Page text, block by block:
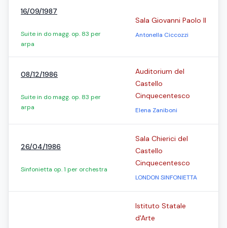
16/09/1987
Suite in do magg. op. 83 per
arpa
Sala Giovanni Paolo II
Antonella Ciccozzi
08/12/1986
Suite in do magg. op. 83 per
arpa
Auditorium del
Castello
Cinquecentesco
Elena Zaniboni
26/04/1986
Sinfonietta op. 1 per orchestra
Sala Chierici del
Castello
Cinquecentesco
LONDON SINFONIETTA
Istituto Statale
d'Arte